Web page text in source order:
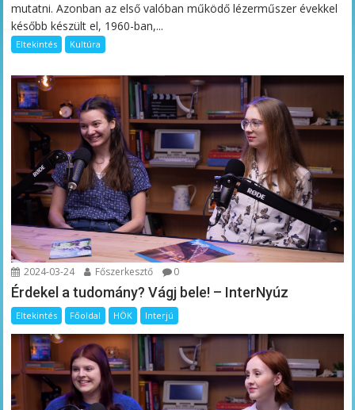
mutatni. Azonban az első valóban működő lézerműszer évekkel
később készült el, 1960-ban,...
Eltekintés Kultúra
2024-03-24 Főszerkesztő 0
Érdekel a tudomány? Vágj bele! – InterNyúz
Eltekintés Főoldal HÖK Interjú